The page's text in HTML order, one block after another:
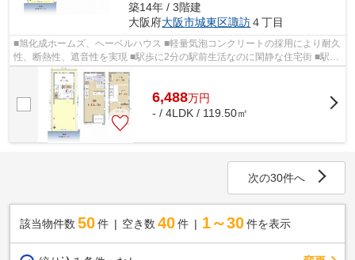
築14年 / 3階建
大阪府大阪市城東区諏訪４丁目
■旭化成ホームズ、ヘーベルハウス ■軽量気泡コンクリートの採用により耐久
性、断熱性、遮音性を実現 ■駅歩に2分の駅前生活なのに閑静な住宅街 ■駅前
につき商業施設、買い物施設も充実 ...
6,488万円
- / 4LDK / 119.50㎡
次の30件へ
該当物件数 50件 空き数 40 件 1～30 件を表示